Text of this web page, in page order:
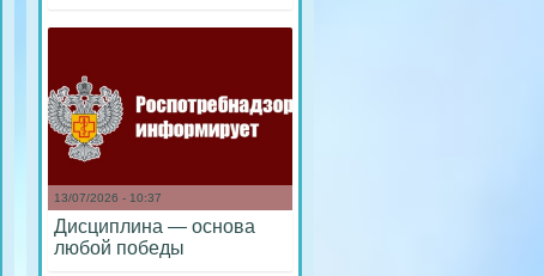
13/07/2026 - 10:37
Дисциплина — основа
любой победы